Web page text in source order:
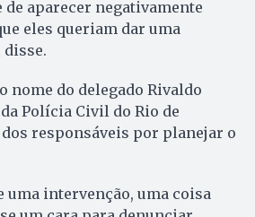
aparecer negativamente
eles queriam dar uma
disse.
nome do delegado Rivaldo
Polícia Civil do Rio de
responsáveis por planejar o
uma intervenção, uma coisa